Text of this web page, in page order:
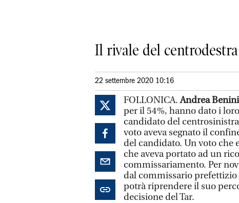
Il rivale del
22 settembre 2020 10:16
FOLLONICA.Andrea Benini
per il 54%, hanno dato i
candidato del
voto aveva segnato il
del candidato. Un voto che
che aveva portato ad un
commissariamento. Per
dal commissario prefettizio
potrà riprendere il suo
decisione del Tar.